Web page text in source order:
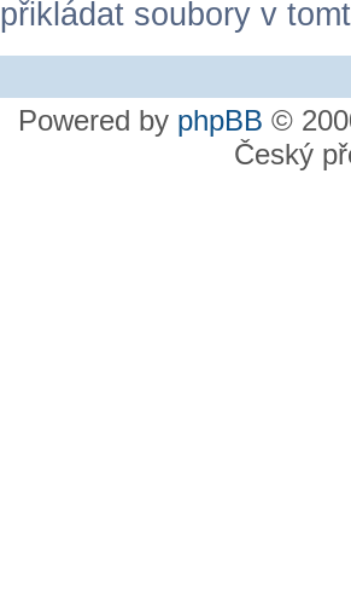
přikládat soubory v
Powered by phpBB ©
Český